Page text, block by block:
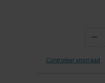
−
Controleer voorraad